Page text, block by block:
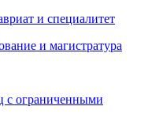
и специалитет
и магистратура
с ограниченными